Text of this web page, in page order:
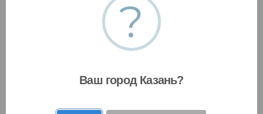
?
Ваш город Казань?